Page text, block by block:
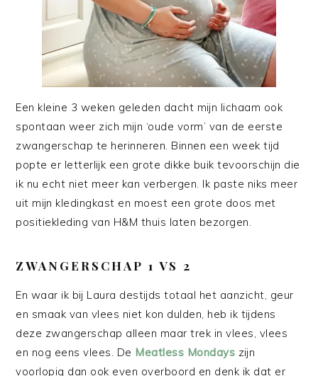
Een kleine 3 weken geleden dacht mijn lichaam ook
spontaan weer zich mijn ‘oude vorm’ van de eerste
zwangerschap te herinneren. Binnen een week tijd
popte er letterlijk een grote dikke buik tevoorschijn die
ik nu echt niet meer kan verbergen. Ik paste niks meer
uit mijn kledingkast en moest een grote doos met
positiekleding van H&M thuis laten bezorgen.
ZWANGERSCHAP 1 VS 2
En waar ik bij Laura destijds totaal het aanzicht, geur
en smaak van vlees niet kon dulden, heb ik tijdens
deze zwangerschap alleen maar trek in vlees, vlees
en nog eens vlees. De Meatless Mondays zijn
voorlopig dan ook even overboord en denk ik dat er